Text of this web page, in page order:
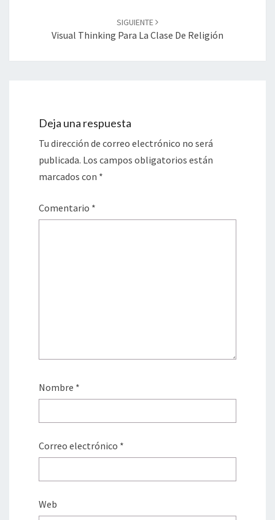
SIGUIENTE
Visual Thinking Para La Clase De Religión
Deja una respuesta
Tu dirección de correo electrónico no será
publicada. Los campos obligatorios están
marcados con *
Comentario *
Nombre *
Correo electrónico *
Web